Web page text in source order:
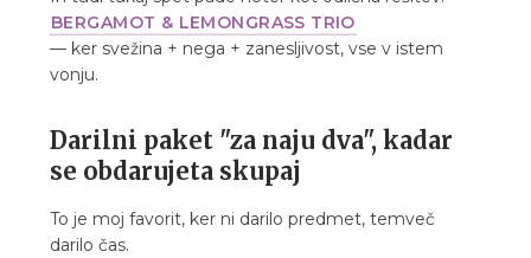
BERGAMOT & LEMONGRASS TRIO
— ker svežina + nega + zanesljivost, vse v istem
vonju.
Darilni paket "za naju dva", kadar
se obdarujeta skupaj
To je moj favorit, ker ni darilo predmet, temveč
darilo čas.